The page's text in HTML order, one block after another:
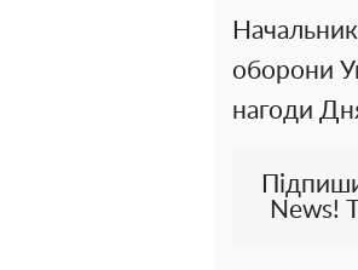
оборони
нагоди
News!